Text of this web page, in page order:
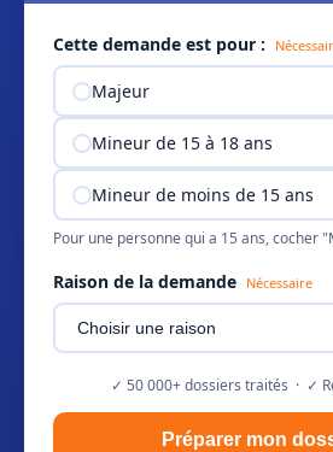
Cette demande est pour :
Majeur
Mineur de 15 à 18 ans
Mineur de moins de 15 ans
Pour une personne qui a 15 ans, cocher
Raison de la demande Nécessaire
✓ 50 000+ dossiers traités · ✓
Préparer mon